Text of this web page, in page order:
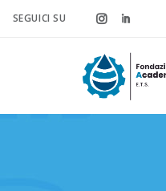
SEGUICI SU